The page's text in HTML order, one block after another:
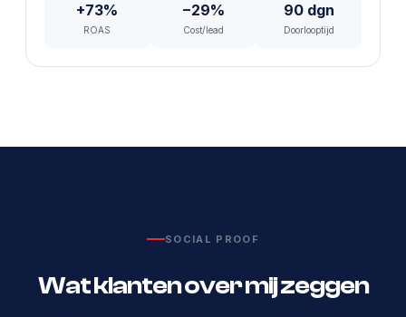
+73%
ROAS
−29%
Cost/lead
90 dgn
Doorlooptijd
SOCIAL PROOF
Wat klanten over mij zeggen